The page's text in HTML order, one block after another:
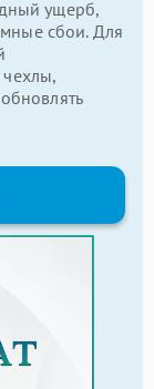
ущерб,
сбои. Для
чехлы,